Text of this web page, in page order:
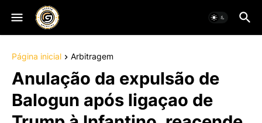
Página inicial Arbitragem
Anulação da expulsão de
Balogun após ligaçao de